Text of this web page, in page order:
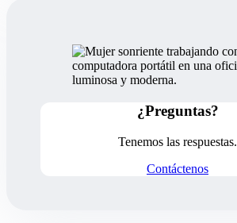
¿Preguntas?
Tenemos las respuestas.
Contáctenos